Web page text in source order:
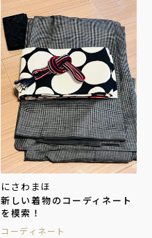
にさわまほ
新しい着物のコーディネート
を模索！
コーディネート